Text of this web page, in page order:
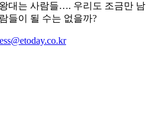
대는 사람들…. 우리도 조금만 남
들이 될 수는 없을까?